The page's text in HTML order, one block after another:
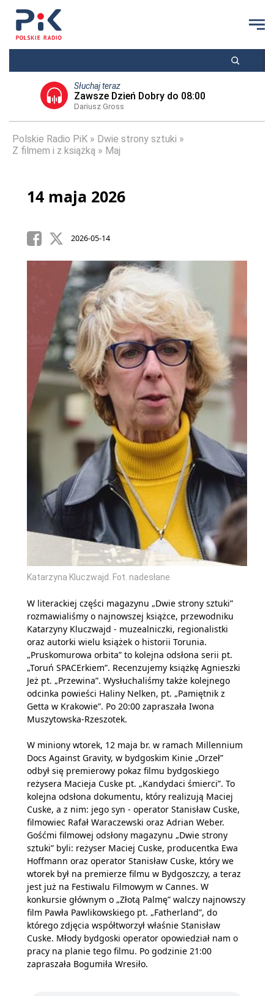
Słuchaj teraz
Zawsze Dzień Dobry do 08:00
Dariusz Gross
Polskie Radio PiK
Dwie strony sztuki
Z filmem i z książką
Maj
14 maja 2026
2026-05-14
Katarzyna Kluczwajd. Fot. nadesłane
W literackiej części magazynu „Dwie strony sztuki”
rozmawialiśmy o najnowszej książce, przewodniku
Katarzyny Kluczwajd - muzealniczki, regionalistki
oraz autorki wielu książek o historii Torunia.
„Pruskomurowa orbita” to kolejna odsłona serii pt.
„Toruń SPACErkiem”. Recenzujemy książkę Agnieszki
Jeż pt. „Przewina”. Wysłuchaliśmy także kolejnego
odcinka powieści Haliny Nelken, pt. „Pamiętnik z
Getta w Krakowie”. Po 20:00 zapraszała Iwona
Muszytowska-Rzeszotek.
W miniony wtorek, 12 maja br. w ramach Millennium
Docs Against Gravity, w bydgoskim Kinie „Orzeł”
odbył się premierowy pokaz filmu bydgoskiego
reżysera Macieja Cuske pt. „Kandydaci śmierci”. To
kolejna odsłona dokumentu, który realizują Maciej
Cuske, a z nim: jego syn - operator Stanisław Cuske,
filmowiec Rafał Waraczewski oraz Adrian Weber.
Gośćmi filmowej odsłony magazynu „Dwie strony
sztuki” byli: reżyser Maciej Cuske, producentka Ewa
Hoffmann oraz operator Stanisław Cuske, który we
wtorek był na premierze filmu w Bydgoszczy, a teraz
jest już na Festiwalu Filmowym w Cannes. W
konkursie głównym o „Złotą Palmę” walczy najnowszy
film Pawła Pawlikowskiego pt. „Fatherland”, do
którego zdjęcia współtworzył właśnie Stanisław
Cuske. Młody bydgoski operator opowiedział nam o
pracy na planie tego filmu. Po godzinie 21:00
zapraszała Bogumiła Wresiło.